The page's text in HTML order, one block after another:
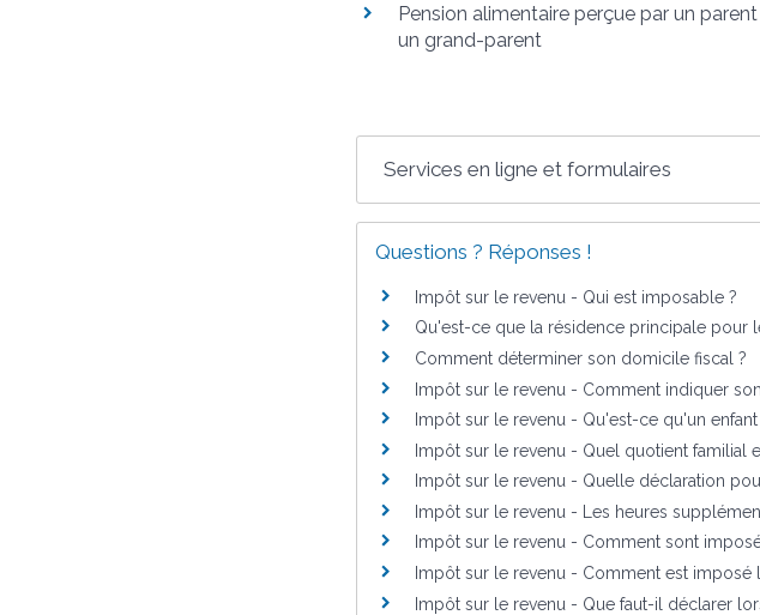
Pension alimentaire perçue par un
un grand-parent
Services en ligne et formulaires
Questions ? Réponses !
Impôt sur le revenu - Qui est imposable ?
Qu'est-ce que la résidence principale pour
Comment déterminer son domicile fiscal ?
Impôt sur le revenu - Comment indiquer
Impôt sur le revenu - Qu'est-ce qu'un enfant
Impôt sur le revenu - Quel quotient familial
Impôt sur le revenu - Quelle déclaration
Impôt sur le revenu - Les heures
Impôt sur le revenu - Comment sont
Impôt sur le revenu - Comment est imposé
Impôt sur le revenu - Que faut-il déclarer